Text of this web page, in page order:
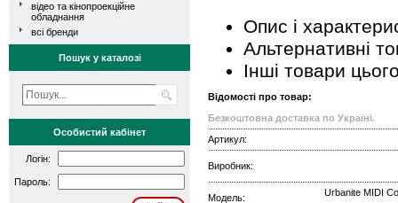
відео та кінопроекційне
обладнання
всі бренди
Пошук у каталозі
Особистий кабінет
Логін:
Пароль:
Опис і
Альтернативні
Інші товари
Відомості про товар:
Безкоштовна доставка по Україні.
Артикул:
Виробник:
Модель: Urbanite MIDI